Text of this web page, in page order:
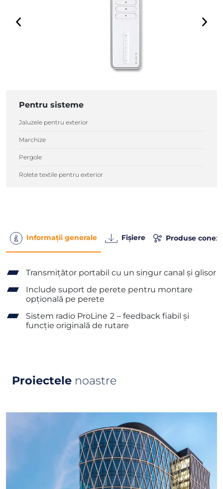
Pentru sisteme
Jaluzele pentru exterior
Marchize
Pergole
Rolete textile pentru exterior
Informații generale Fișiere Produse
Transmițător portabil cu un singur canal și glisor
Include suport de perete pentru montare
opțională pe perete
Sistem radio ProLine 2 – feedback fiabil și
funcție originală de rutare
Proiectele noastre